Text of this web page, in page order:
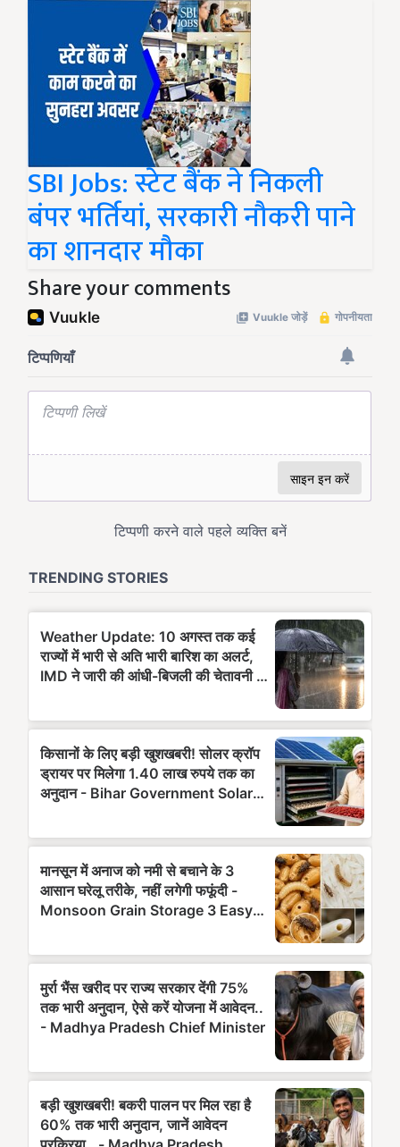
SBI Jobs: स्टेट बैंक ने निकली
बंपर भर्तियां, सरकारी नौकरी पाने
का शानदार मौका
Share your comments